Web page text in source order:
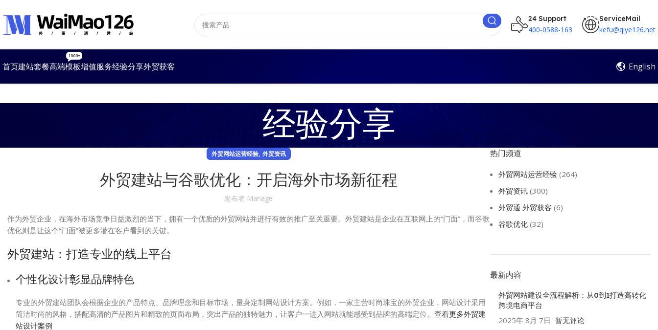
24 Support
400-0588-163
ServiceMail
kefu@qiye126.net
首页建站套餐高端模板
1000+
增值服务经验分享外贸获客 English
经验分享
外贸网站运营经验, 外贸资讯
外贸建站与谷歌优化：开启海外市场新征程
发布者 Manage
作为外贸企业，在海外市场竞争日益激烈的当下，拥有一个优质的外贸网站并进行有效的推广至关重要。外贸建站是企业在互联网上的“门面”，而谷歌
优化则是让这个“门面”被更多潜在客户看到的关键。
外贸建站：打造专业的线上平台
个性化设计彰显品牌特色
专业的外贸建站团队会根据企业的产品特点、品牌理念和目标市场，量身定制网站设计方案。例如，一家主营时尚珠宝的外贸企业，网站设计采用
简洁时尚的风格，搭配高清的产品图片和精致的页面布局，突出产品的独特魅力，让客户一进入网站就能感受到品牌的高端定位。 查看更多外贸建
站设计案例
热门频道
外贸网站运营经验(264)
外贸资讯(300)
外贸通 外贸获客 (6)
谷歌优化(32)
最新内容
外贸网站建设全流程解析：从0到1打造高转化
跨境电商平台
2025年 8月 7日 暂无评论